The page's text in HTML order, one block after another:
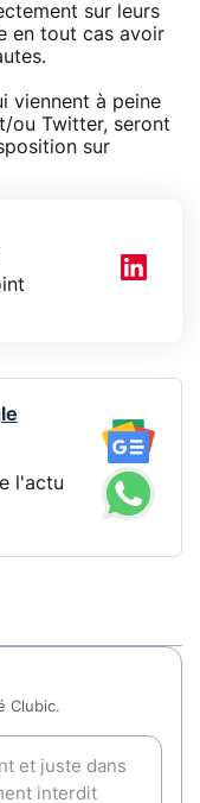
sur leurs
en tout cas avoir
viennent à peine
ou Twitter, seront
sur
l'actu
Clubic.